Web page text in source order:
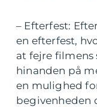
– Efterfest:
en efterfest,
at fejre filmens
hinanden på
en mulighed
begivenheden